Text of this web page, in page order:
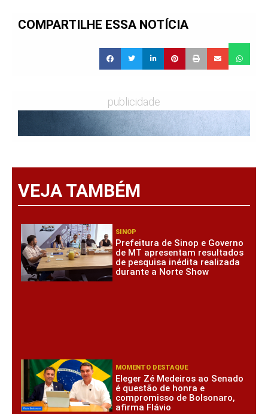
COMPARTILHE ESSA NOTÍCIA
publicidade
VEJA TAMBÉM
SINOP
Prefeitura de Sinop e Governo
de MT apresentam resultados
de pesquisa inédita realizada
durante a Norte Show
MOMENTO DESTAQUE
Eleger Zé Medeiros ao Senado
é questão de honra e
compromisso de Bolsonaro,
afirma Flávio